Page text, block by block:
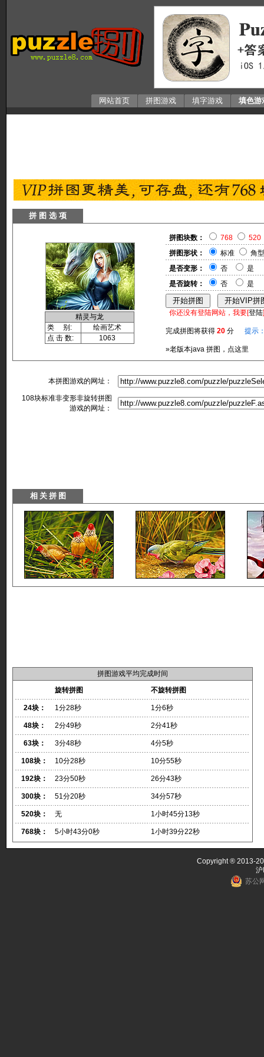
网站首页 拼图游戏 填字游戏 填色游
拼 图 选 项
精灵与龙
类 别:
绘画艺术
点 击 数:
1063
拼图块数： 768
520
拼图形状：
标准
角型
是否变形：
否
是
是否旋转：
否 是
你还没有登陆网站，我要[登陆
完成拼图将获得 20 分 提示
»老版本java 拼图，点这里
本拼图游戏的网址：
108块标准非变形非旋转拼图
游戏的网址：
拼图游戏平均完成时间
旋转拼图
不旋转拼图
24块： 1分28秒 1分6秒
48块： 2分49秒 2分41秒
63块： 3分48秒 4分5秒
108块： 10分28秒 10分55秒
192块： 23分50秒 26分43秒
300块： 51分20秒 34分57秒
520块： 无 1小时45分13秒
768块： 5小时43分0秒 1小时39分22秒
Copyright ® 2013-
苏公